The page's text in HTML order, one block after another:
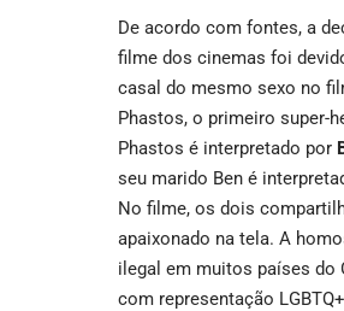
De acordo com fontes, a
filme dos cinemas foi
casal do mesmo sexo no
Phastos, o primeiro super-
Phastos é interpretado por
seu marido Ben é
No filme, os dois
apaixonado na tela. A
ilegal em muitos países do
com representação